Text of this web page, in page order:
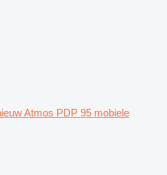
Atmos PDP 95 mobiele